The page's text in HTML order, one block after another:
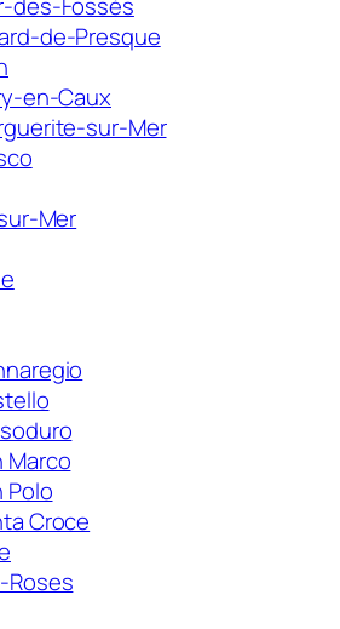
de-Presque
en-Caux
sur-Mer
Mer
Marco
Polo
Croce
Roses